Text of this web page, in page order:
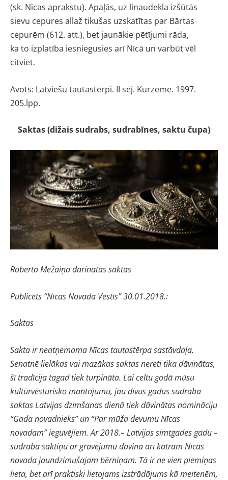
(sk. Nīcas aprakstu). Apaļās, uz linaudekla izšūtās
sievu cepures allaž tikušas uzskatītas par Bārtas
cepurēm (612. att.), bet jaunākie pētījumi rāda,
ka to izplatība iesniegusies arī Nīcā un varbūt vēl
citviet.
Avots: Latviešu tautastērpi. II sēj. Kurzeme. 1997.
205.lpp.
Saktas (dižais sudrabs, sudrabīnes, saktu čupa)
Roberta Mežaiņa darinātās saktas
Publicēts “Nīcas Novada Vēstīs” 30.01.2018.:
Saktas
Sakta ir neatņemama Nīcas tautastērpa sastāvdaļa.
Senatnē lielākas vai mazākas saktas nereti tika dāvinātas,
šī tradīcija tagad tiek turpināta. Lai celtu godā mūsu
kultūrvēsturisko mantojumu, jau divus gadus sudraba
saktas Latvijas dzimšanas dienā tiek dāvinātas nomināciju
“Gada novadnieks” un “Par mūža devumu Nīcas
novadam” ieguvējiem. Ar 2018.– Latvijas simtgades gadu –
sudraba saktiņu ar gravējumu dāvina arī katram Nīcas
novada jaundzimušajam bērniņam. Tā ir ne vien piemiņas
lieta, bet arī praktiski lietojams izstrādājums kā meitenēm,